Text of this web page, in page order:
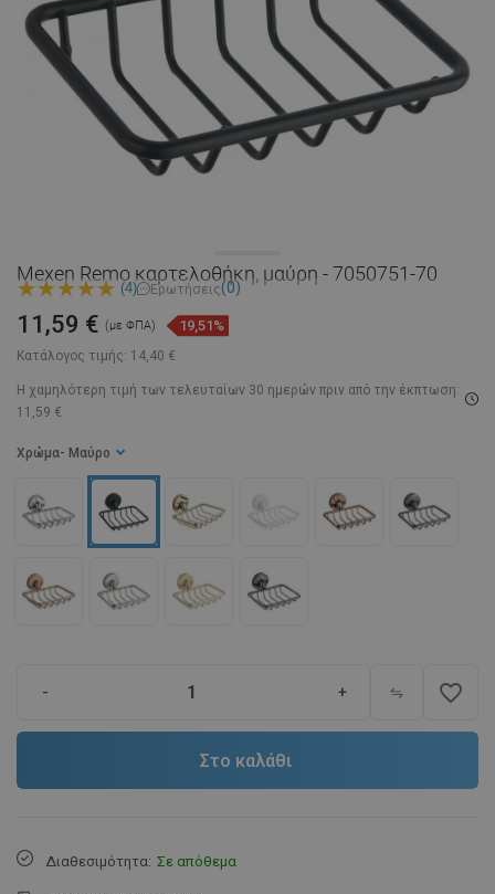
Mexen Remo καρτελοθήκη, μαύρη - 7050751-70
(4) Ερωτήσεις(0)
Κατάλογος τιμής: 14,40 €
11,59 € (με ΦΠΑ) 19,51%
Η χαμηλότερη τιμή των τελευταίων 30 ημερών πριν από την έκπτωση:
11,59 €
Χρώμα - Μαύρο
- + favorite_border
Στο καλάθι
Διαθεσιμότητα: Σε απόθεμα